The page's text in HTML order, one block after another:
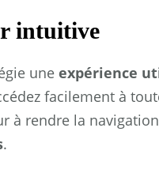
intuitive
une expérience
facilement à
à rendre la
.